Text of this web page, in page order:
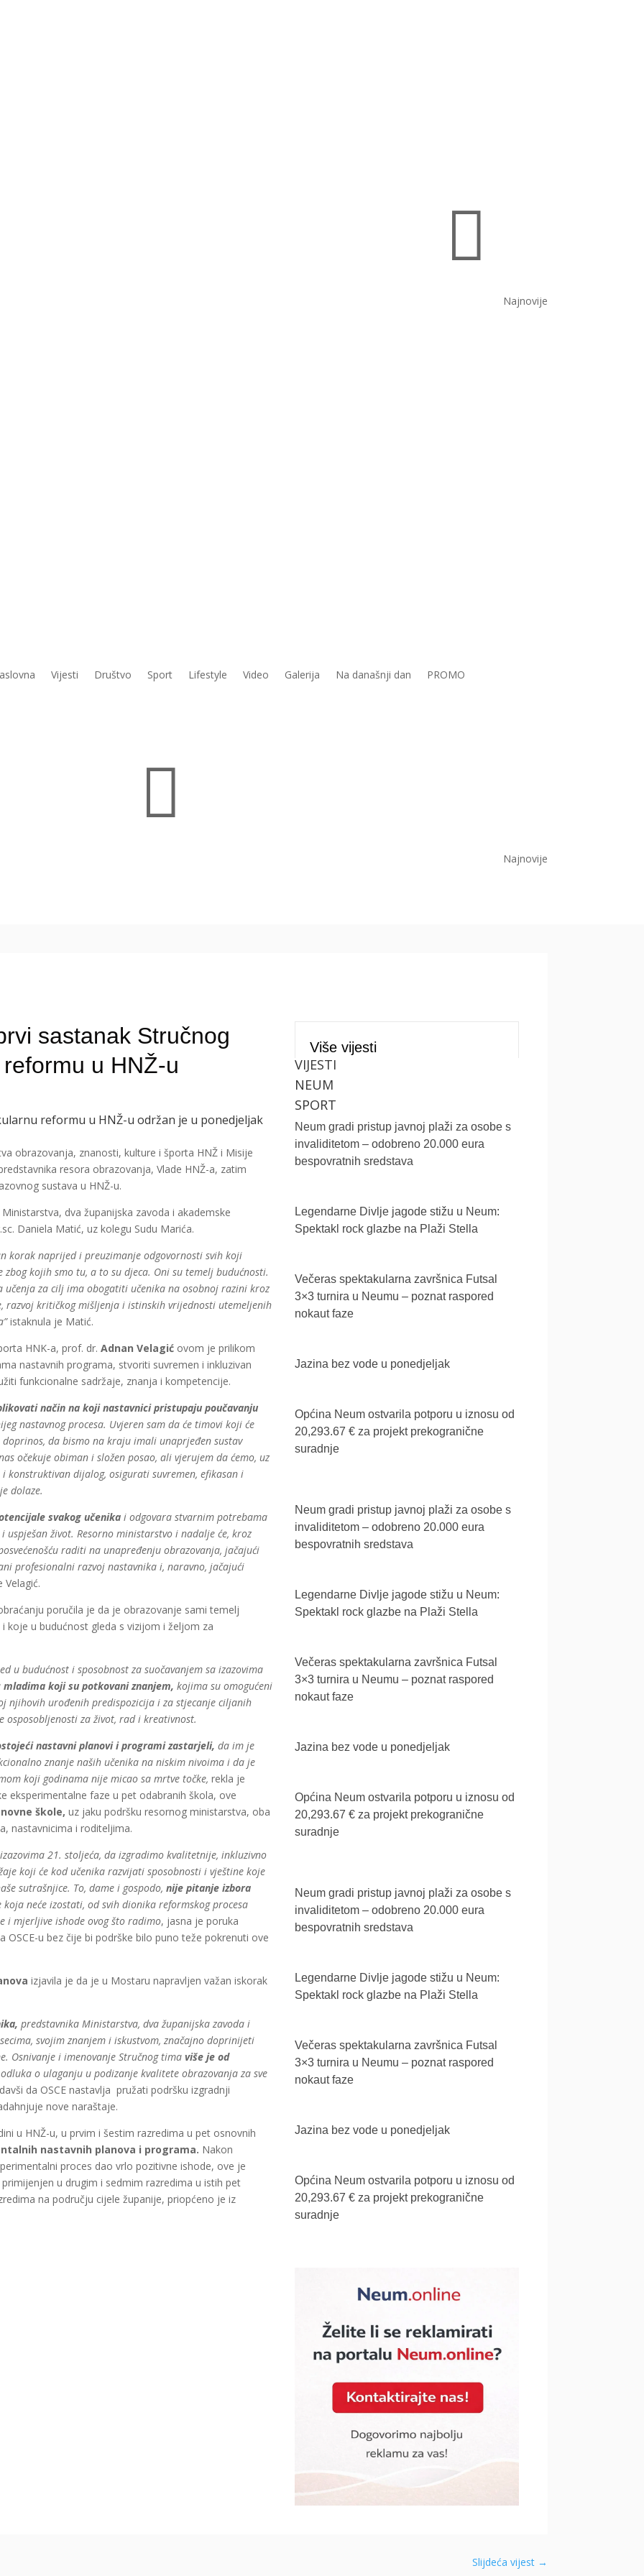

Najnovije
Vijesti Društvo Sport Lifestyle Video Galerija Na današnji dan PROMO

Najnovije
sastanak Stručnog
u HNŽ-u
reformu u HNŽ-u održan je u ponedjeljak
obrazovanja, znanosti, kulture i športa HNŽ i Misije
resora obrazovanja, Vlade HNŽ-a, zatim
sustava u HNŽ-u.
dva županijska zavoda i akademske
Daniela Matić, uz kolegu Sudu Marića.
korak naprijed i preuzimanje odgovornosti svih koji
kojih smo tu, a to su djeca. Oni su temelj budućnosti.
za cilj ima obogatiti učenika na osobnoj razini kroz
razvoj kritičkog mišljenja i istinskih vrijednosti utemeljenih
istaknula je Matić.
HNK-a, prof. dr.Adnan Velagić ovom je prilikom
nastavnih programa, stvoriti suvremen i inkluzivan
funkcionalne sadržaje, znanja i kompetencije.
način na koji nastavnici pristupaju poučavanju
nastavnog procesa. Uvjeren sam da će timovi koji će
da bismo na kraju imali unaprjeđen sustav
očekuje obiman i složen posao, ali vjerujem da ćemo, uz
konstruktivan dijalog, osigurati suvremen, efikasan i
dolaze.
svakog učenika i odgovara stvarnim potrebama
život. Resorno ministarstvo i nadalje će, kroz
raditi na unapređenju obrazovanja, jačajući
profesionalni razvoj nastavnika i, naravno, jačajući
poručila je da je obrazovanje sami temelj
koje u budućnost gleda s vizijom i željom za
u budućnost i sposobnost za suočavanjem sa izazovima
mladima koji su potkovani znanjem, kojima su omogućeni
njihovih urođenih predispozicija i za stjecanje ciljanih
osposobljenosti za život, rad i kreativnost.
nastavni planovi i programi zastarjeli, da im je
znanje naših učenika na niskim nivoima i da je
koji godinama nije micao sa mrtve točke, rekla je
eksperimentalne faze u pet odabranih škola, ove
škole, uz jaku podršku resornog ministarstva, oba
nastavnicima i roditeljima.
21. stoljeća, da izgradimo kvalitetnije, inkluzivno
koji će kod učenika razvijati sposobnosti i vještine koje
sutrašnjice. To, dame i gospodo,nije pitanje izbora
neće izostati, od svih dionika reformskog procesa
i mjerljive ishode ovog što radimo, jasna je poruka
u bez čije bi podrške bilo puno teže pokrenuti ove
izjavila je da je u Mostaru napravljen važan iskorak
predstavnika Ministarstva, dva županijska zavoda i
svojim znanjem i iskustvom, značajno doprinijeti
Osnivanje i imenovanje Stručnog timaviše je od
o ulaganju u podizanje kvalitete obrazovanja za sve
da OSCE nastavlja pružati podršku izgradnji
nove naraštaje.
u HNŽ-u, u prvim i šestim razredima u pet osnovnih
nastavnih planova i programa. Nakon
proces dao vrlo pozitivne ishode, ove je
u drugim i sedmim razredima u istih pet
na području cijele županije, priopćeno je iz
Više vijesti
VIJESTI
NEUM
SPORT
Neum gradi pristup javnoj plaži za osobe s
invaliditetom – odobreno 20.000 eura
bespovratnih sredstava
Legendarne Divlje jagode stižu u Neum:
Spektakl rock glazbe na Plaži Stella
Večeras spektakularna završnica Futsal
3×3 turnira u Neumu – poznat raspored
nokaut faze
Jazina bez vode u ponedjeljak
Općina Neum ostvarila potporu u iznosu od
20,293.67 € za projekt prekogranične
suradnje
Neum gradi pristup javnoj plaži za osobe s
invaliditetom – odobreno 20.000 eura
bespovratnih sredstava
Legendarne Divlje jagode stižu u Neum:
Spektakl rock glazbe na Plaži Stella
Večeras spektakularna završnica Futsal
3×3 turnira u Neumu – poznat raspored
nokaut faze
Jazina bez vode u ponedjeljak
Općina Neum ostvarila potporu u iznosu od
20,293.67 € za projekt prekogranične
suradnje
Neum gradi pristup javnoj plaži za osobe s
invaliditetom – odobreno 20.000 eura
bespovratnih sredstava
Legendarne Divlje jagode stižu u Neum:
Spektakl rock glazbe na Plaži Stella
Večeras spektakularna završnica Futsal
3×3 turnira u Neumu – poznat raspored
nokaut faze
Jazina bez vode u ponedjeljak
Općina Neum ostvarila potporu u iznosu od
20,293.67 € za projekt prekogranične
suradnje
Slijdeća vijest→